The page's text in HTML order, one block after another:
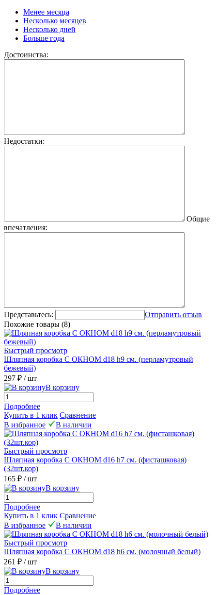
Менее месяца
Несколько месяцев
Несколько дней
Больше года
Достоинства:
Недостатки:
Общие
впечатления:
Представьтесь:
Отправить отзыв
Похожие товары (8)
Быстрый просмотр
Шляпная коробка С ОКНОМ d18 h9 см. (перламутровый
бежевый)
297 ₽ / шт
В корзину
Подробнее
Купить в 1 клик Сравнение
В избранное
В наличии
Быстрый просмотр
Шляпная коробка С ОКНОМ d16 h7 см. (фисташковая)
(32шт.кор)
165 ₽ / шт
В корзину
Подробнее
Купить в 1 клик Сравнение
В избранное
В наличии
Быстрый просмотр
Шляпная коробка С ОКНОМ d18 h6 см. (молочный белый)
261 ₽ / шт
В корзину
Подробнее